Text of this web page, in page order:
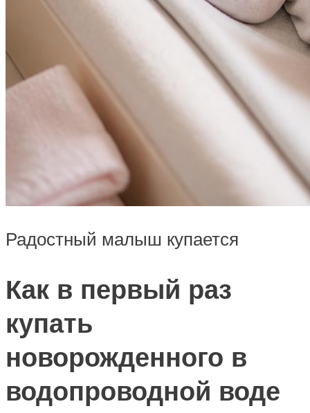
Радостный малыш купается
Как в первый раз
купать
новорожденного в
водопроводной воде